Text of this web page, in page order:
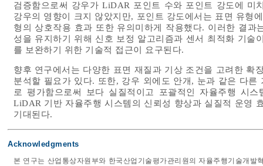
검증함으로써 강우가 LiDAR 포인트 수와 포인트 강도에 미
강우의 영향이 크지 않았지만, 포인트 강도에서는 표면 유형
형의 상호작용 효과 또한 유의미하게 작용했다. 이러한 결
성을 유지하기 위해 신호 보정 알고리즘과 센서 최적화 기술
를 보완하기 위한 기술적 접근이 요구된다.
향후 연구에서는 다양한 표면 재질과 기상 조건을 고려한
분석할 필요가 있다. 또한, 강우 외에도 안개, 눈과 같은 다
로 평가함으로써 보다 실질적이고 포괄적인 자율주행 시
LiDAR 기반 자율주행 시스템의 신뢰성 향상과 실질적 운영
기대된다.
Acknowledgments
본 연구는 산업통상자원부와 한국산업기술평가관리원의 자율주행기술개